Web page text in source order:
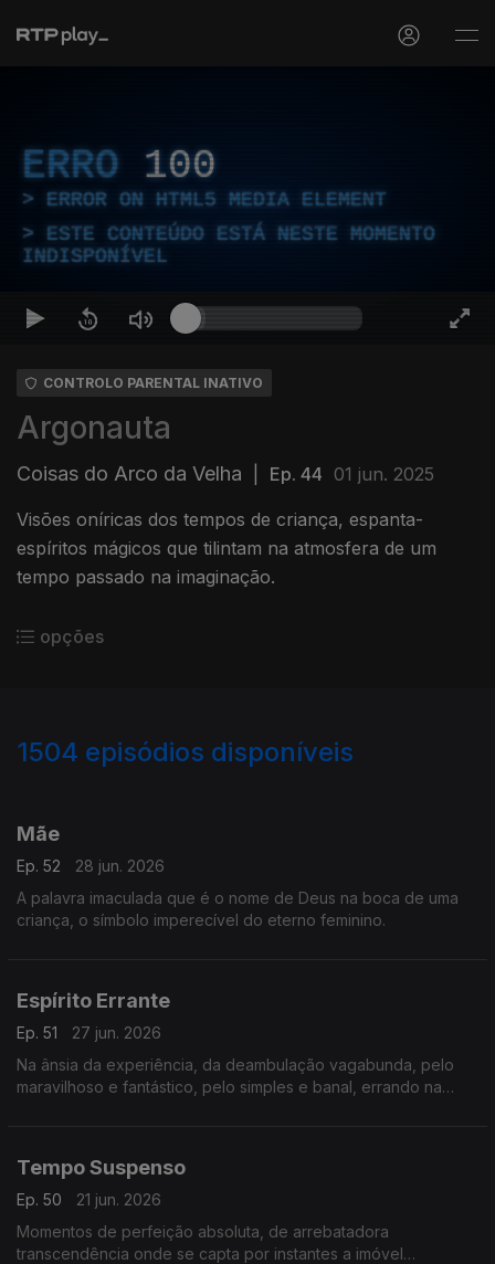
ERRO 100
ERROR ON HTML5 MEDIA ELEMENT
ESTE CONTEÚDO ESTÁ NESTE MOMENTO
INDISPONÍVEL
CONTROLO PARENTAL INATIVO
Argonauta
Coisas do Arco da Velha Ep. 44 01 jun. 2025
Visões oníricas dos tempos de criança, espanta-
espíritos mágicos que tilintam na atmosfera de um
tempo passado na imaginação.
opções
1504 episódios disponíveis
Mãe
Ep. 52
28 jun. 2026
A palavra imaculada que é o nome de Deus na boca de uma
criança, o símbolo imperecível do eterno feminino.
Espírito Errante
Ep. 51
27 jun. 2026
Na ânsia da experiência, da deambulação vagabunda, pelo
maravilhoso e fantástico, pelo simples e banal, errando na
Tempo Suspenso
Ep. 50
21 jun. 2026
Momentos de perfeição absoluta, de arrebatadora
transcendência onde se capta por instantes a imóvel